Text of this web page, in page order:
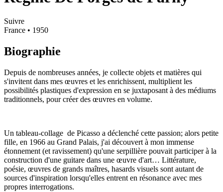
Suivre
France • 1950
Biographie
Depuis de nombreuses années, je collecte objets et matières qui
s'invitent dans mes œuvres et les enrichissent, multiplient les
possibilités plastiques d'expression en se juxtaposant à des médiums
traditionnels, pour créer des œuvres en volume.
Un tableau-collage de Picasso a déclenché cette passion; alors petite
fille, en 1966 au Grand Palais, j'ai découvert à mon immense
étonnement (et ravissement) qu'une serpillière pouvait participer à la
construction d'une guitare dans une œuvre d'art… Littérature,
poésie, œuvres de grands maîtres, hasards visuels sont autant de
sources d'inspiration lorsqu'elles entrent en résonance avec mes
propres interrogations.